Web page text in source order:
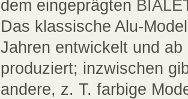
dem eingeprägten
Das klassische Alu-
Jahren entwickelt und
produziert; inzwischen
andere, z. T. farbige